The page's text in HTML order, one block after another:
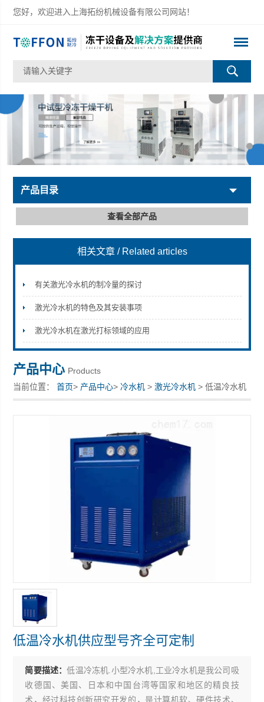
您好，欢迎进入上海拓纷机械设备有限公司网站！
上海拓纷机械设备有限公司
产品目录
查看全部产品
相关文章 / Related articles
有关激光冷水机的制冷量的探讨
激光冷水机的特色及其安装事项
激光冷水机在激光打标领域的应用
产品中心 Products
当前位置：首页> 产品中心>冷水机 >激光冷水机 > 低温冷水机
供应型号齐全可定制
低温冷水机供应型号齐全可定制
简要描述：低温冷冻机.小型冷水机,工业冷水机是我公司吸
收德国、美国、日本和中国台湾等国家和地区的精良技
术，经过科技创新研究开发的，是计算机软、硬件技术、